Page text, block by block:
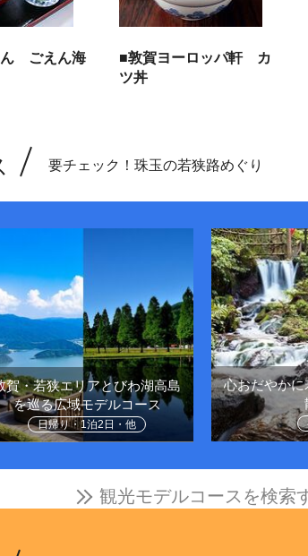
ん ごえん海
■敦賀ヨーロッパ軒 カ
ツ丼
要チェック！珠玉の若狭路めぐり
賀・若狭エリアとびわ湖高島
を巡る広域モデルコース
日帰り・1泊2日・他
心おだやか
観光モデルコースを検索